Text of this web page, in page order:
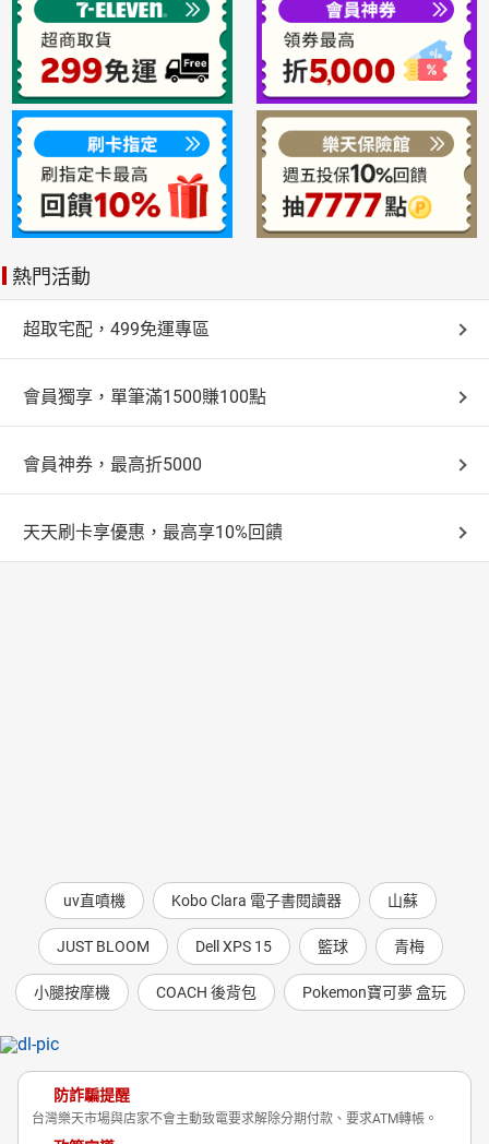
熱門活動
超取宅配，499免運專區
會員獨享，單筆滿1500賺100點
會員神券，最高折5000
天天刷卡享優惠，最高享10%回饋
uv直噴機 Kobo Clara 電子書閱讀器 山蘇
JUST BLOOM Dell XPS 15 籃球 青梅
小腿按摩機 COACH 後背包 Pokemon寶可夢 盒玩
防詐騙提醒
台灣樂天市場與店家不會主動致電要求解除分期付款、要求ATM轉帳。